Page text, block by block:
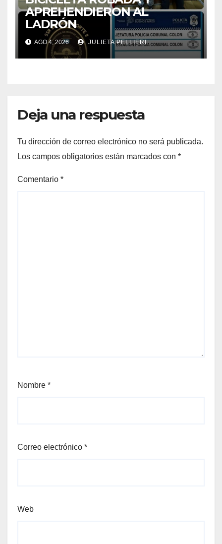
APREHENDIERON AL
LADRÓN
AGO 4, 2026 JULIETA PELLIERI
Deja una respuesta
Tu dirección de correo electrónico no será publicada.
Los campos obligatorios están marcados con *
Comentario *
Nombre *
Correo electrónico *
Web